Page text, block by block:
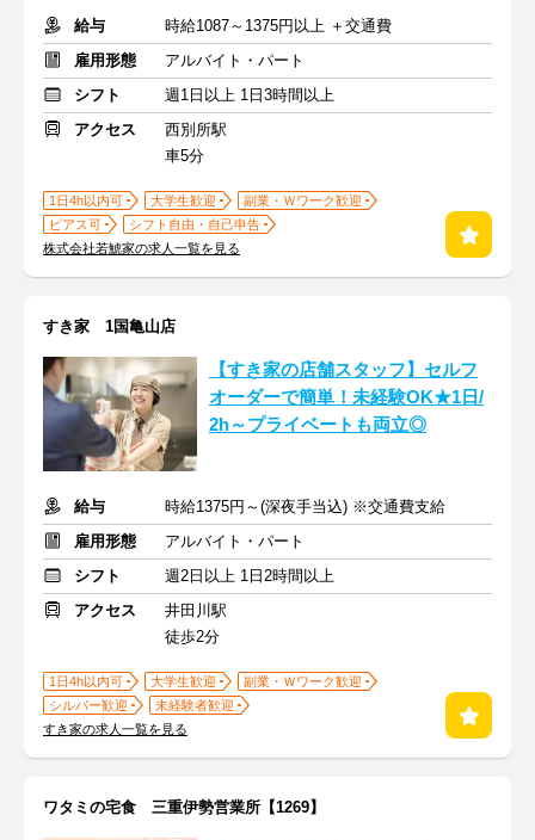
給与
時給1087～1375円以上 ＋交通費
雇用形態
アルバイト・パート
シフト
週1日以上 1日3時間以上
アクセス
西別所駅
車5分
1日4h以内可 大学生歓迎
副業・Ｗワーク歓迎
ピアス可
シフト自由・自己申告
株式会社若鯱家の求人一覧を見る
すき家 1国亀山店
【すき家の店舗スタッフ】セルフ
オーダーで簡単！未経験OK★1日/
2h～プライベートも両立◎
給与
時給1375円～(深夜手当込) ※交通費支給
雇用形態
アルバイト・パート
シフト
週2日以上 1日2時間以上
アクセス
井田川駅
徒歩2分
1日4h以内可 大学生歓迎
副業・Ｗワーク歓迎
シルバー歓迎
未経験者歓迎
すき家の求人一覧を見る
ワタミの宅食 三重伊勢営業所【1269】